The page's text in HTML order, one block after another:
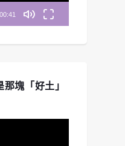
00:41
塊「好土」